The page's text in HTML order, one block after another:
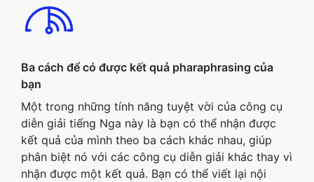
Ba cách để có được kết quả pharaphrasing của
bạn
Một trong những tính năng tuyệt vời của công cụ
diễn giải tiếng Nga này là bạn có thể nhận được
kết quả của mình theo ba cách khác nhau, giúp
phân biệt nó với các công cụ diễn giải khác thay vì
nhận được một kết quả. Bạn có thể viết lại nội